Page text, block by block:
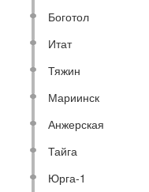
Боготол
Итат
Тяжин
Мариинск
Анжерская
Тайга
Юрга-1